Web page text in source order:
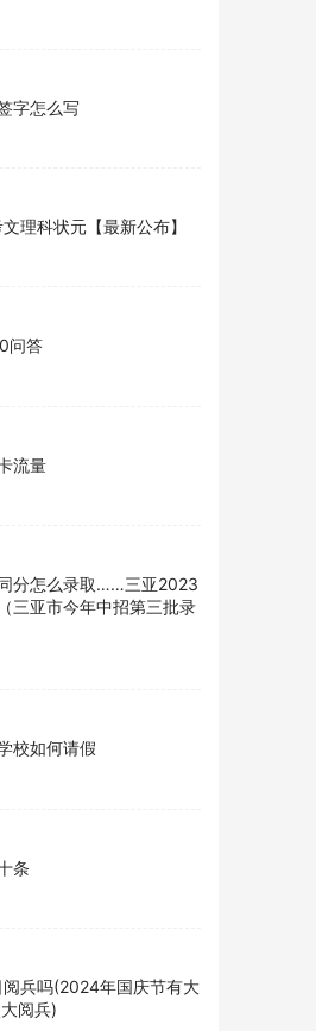
字怎么写
理科状元【最新公布】
问答
流量
分怎么录取……三亚2023
三亚市今年中招第三批录
校如何请假
条
兵吗(2024年国庆节有大
阅兵)